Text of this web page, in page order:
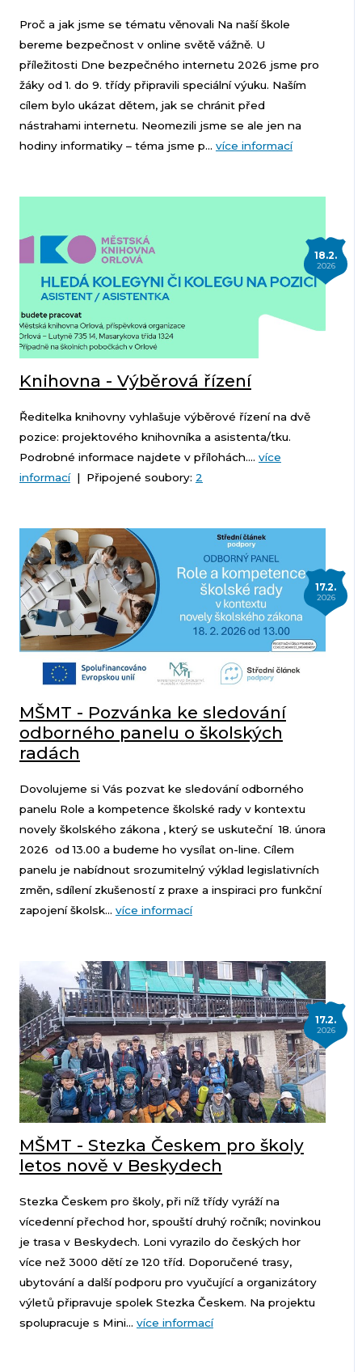
Proč a jak jsme se tématu věnovali Na naší škole
bereme bezpečnost v online světě vážně. U
příležitosti Dne bezpečného internetu 2026 jsme pro
žáky od 1. do 9. třídy připravili speciální výuku. Naším
cílem bylo ukázat dětem, jak se chránit před
nástrahami internetu. Neomezili jsme se ale jen na
hodiny informatiky – téma jsme p... více informací
18.2.
2026
Knihovna - Výběrová řízení
Ředitelka knihovny vyhlašuje výběrové řízení na dvě
pozice: projektového knihovníka a asistenta/tku.
Podrobné informace najdete v přílohách.... více
informací| Připojené soubory: 2
17.2.
2026
MŠMT - Pozvánka ke sledování
odborného panelu o školských
radách
Dovolujeme si Vás pozvat ke sledování odborného
panelu Role a kompetence školské rady v kontextu
novely školského zákona , který se uskuteční 18. února
2026 od 13.00 a budeme ho vysílat on-line. Cílem
panelu je nabídnout srozumitelný výklad legislativních
změn, sdílení zkušeností z praxe a inspiraci pro funkční
zapojení školsk... více informací
17.2.
2026
MŠMT - Stezka Českem pro školy
letos nově v Beskydech
Stezka Českem pro školy, při níž třídy vyráží na
vícedenní přechod hor, spouští druhý ročník; novinkou
je trasa v Beskydech. Loni vyrazilo do českých hor
více než 3000 dětí ze 120 tříd. Doporučené trasy,
ubytování a další podporu pro vyučující a organizátory
výletů připravuje spolek Stezka Českem. Na projektu
spolupracuje s Mini... více informací